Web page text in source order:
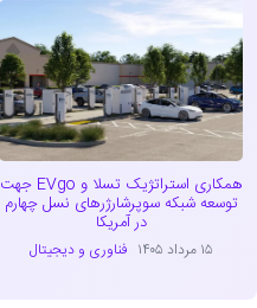
همکاری استراتژیک تسلا و EVgo جهت
توسعه شبکه سوپرشارژرهای نسل چهارم
در آمریکا
۱۵ مرداد ۱۴۰۵ فناوری و دیجیتال